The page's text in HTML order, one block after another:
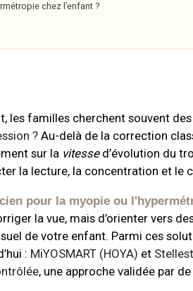
chez l’enfant ?
les familles cherchent souvent
? Au-delà de la correction
sur la vitessed’évolution du
la lecture, la concentration et le
pour la myopie ou
la vue, mais d’orienter vers
de votre enfant. Parmi ces
: MiYOSMART (HOYA) et
, une approche validée par